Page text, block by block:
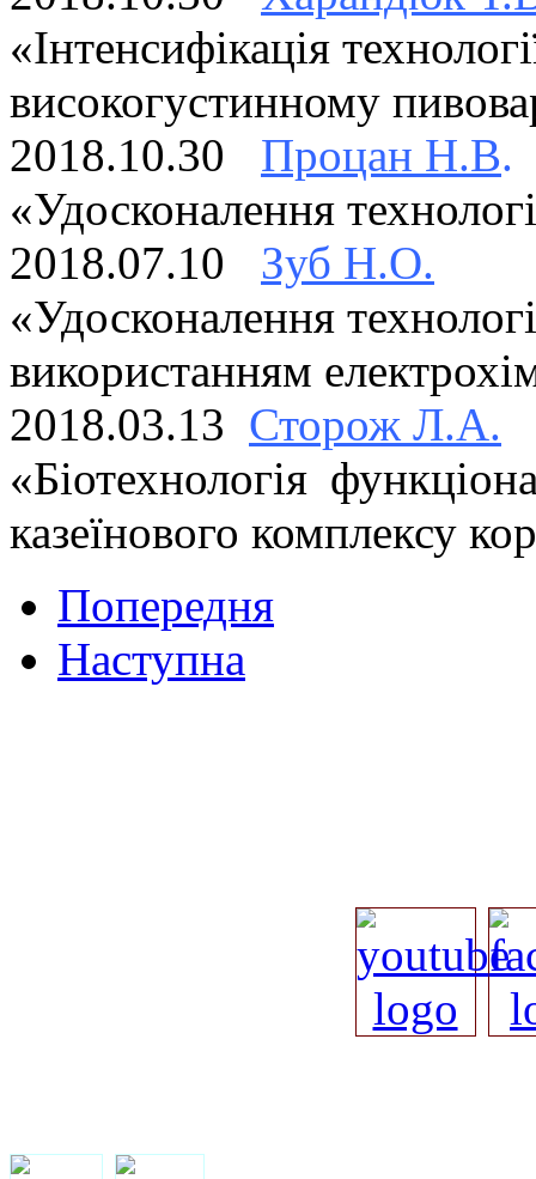
«Інтенсифікація
високогустинному
2018.10.30
Процан Н.В.
«Удосконалення
2018.07.10
Зуб Н.О.
«Удосконалення
використанням
2018.03.13 Сторож Л.А.
«Біотехнологія
казеїнового комплексу
Попередня
Наступна